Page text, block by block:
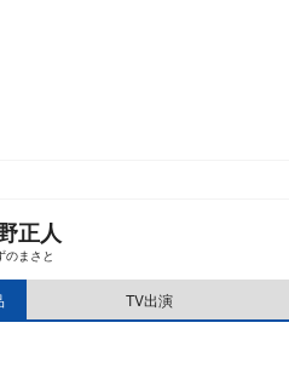
正人
のまさと
TV出演